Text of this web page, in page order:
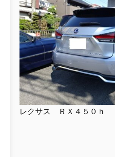
レクサス ＲＸ４５０ｈ